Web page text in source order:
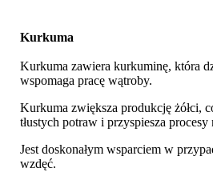
Kurkuma
Kurkuma zawiera kurkuminę, która
wspomaga pracę wątroby.
Kurkuma zwiększa produkcję żółci,
tłustych potraw i przyspiesza procesy
Jest doskonałym wsparciem w
wzdęć.